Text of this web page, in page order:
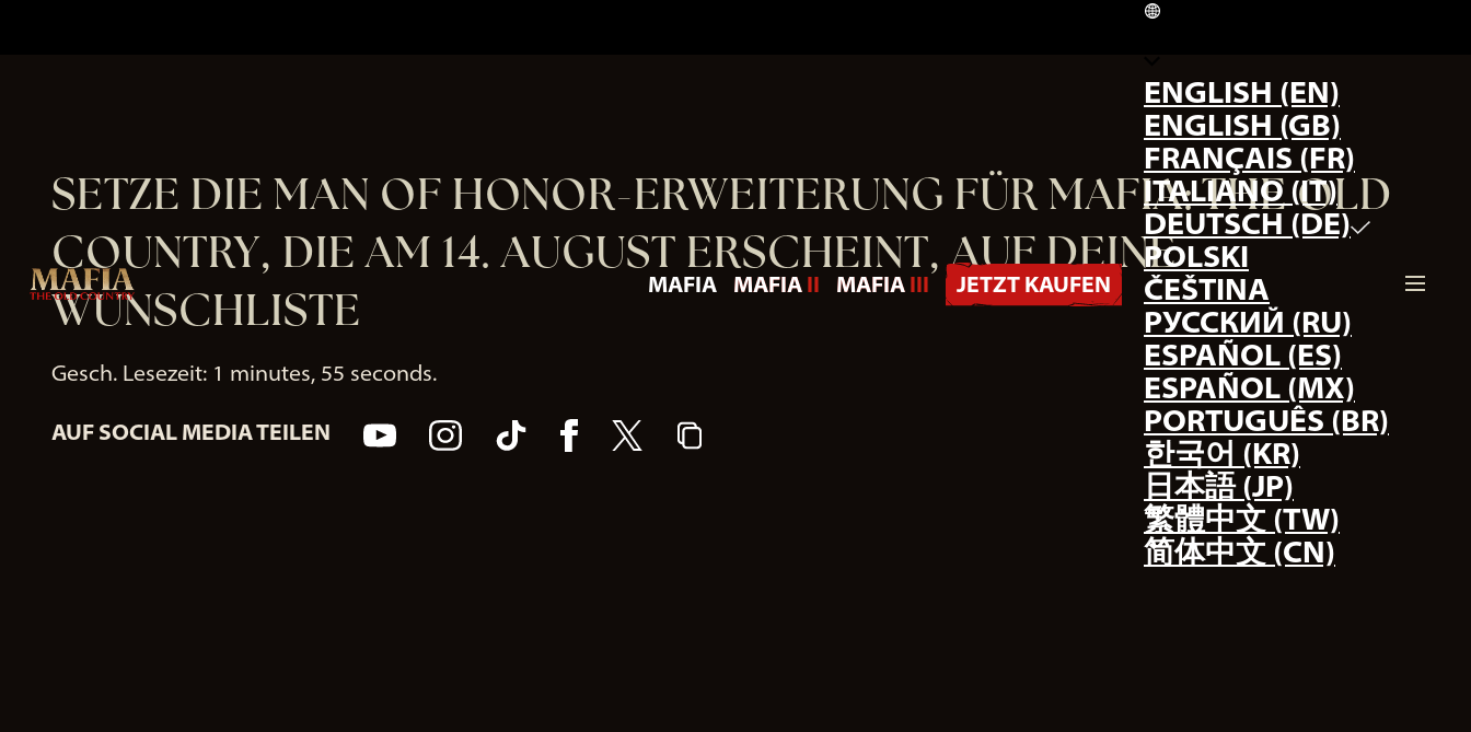
MAFIA MAFIA II MAFIA III JETZT KAUFEN
ENGLISH (EN)
ENGLISH (GB)
FRANÇAIS (FR)
ITALIANO (IT)
DEUTSCH (DE)
POLSKI
ČEŠTINA
РУССКИЙ (RU)
ESPAÑOL (ES)
ESPAÑOL (MX)
PORTUGUÊS (BR)
한국어 (KR)
日本語 (JP)
繁體中文 (TW)
简体中文 (CN)
SETZE DIE MAN OF HONOR-ERWEITERUNG FÜR MAFIA: THE OLD
COUNTRY, DIE AM 14. AUGUST ERSCHEINT, AUF DEINE
WUNSCHLISTE
Gesch. Lesezeit 1 minutes, 55 seconds
AUF SOCIAL MEDIA TEILEN